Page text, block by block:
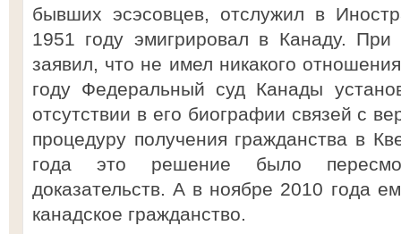
бывших эсэсовцев, отслужил в
1951 году эмигрировал в Канаду. При
заявил, что не имел никакого
году Федеральный суд Канады
отсутствии в его биографии связей с
процедуру получения гражданства в
года это решение было
доказательств. А в ноябре 2010 года
канадское гражданство.